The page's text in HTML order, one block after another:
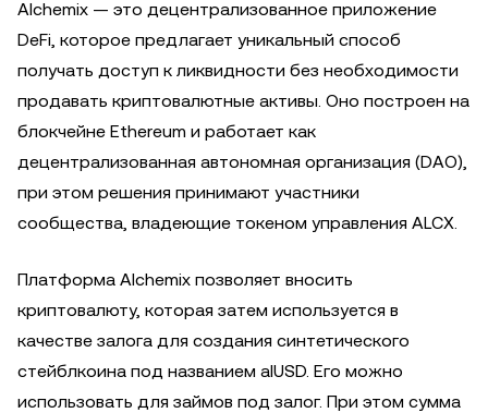
Alchemix — это децентрализованное приложение
DeFi, которое предлагает уникальный способ
получать доступ к ликвидности без необходимости
продавать криптовалютные активы. Оно построен на
блокчейне Ethereum и работает как
децентрализованная автономная организация (DAO),
при этом решения принимают участники
сообщества, владеющие токеном управления ALCX.
Платформа Alchemix позволяет вносить
криптовалюту, которая затем используется в
качестве залога для создания синтетического
стейблкоина под названием alUSD. Его можно
использовать для займов под залог. При этом сумма